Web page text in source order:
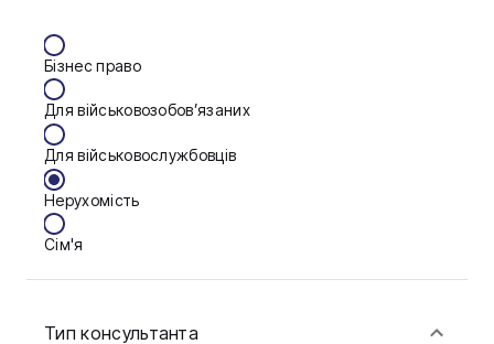
Дніпро
Запоріжжя
Калуш
Кам'янське
Ковель
Краматорськ
Бізнес право
Для військовозобов’язаних
Для військовослужбовців
Нерухомість
Сім'я
Тип консультанта